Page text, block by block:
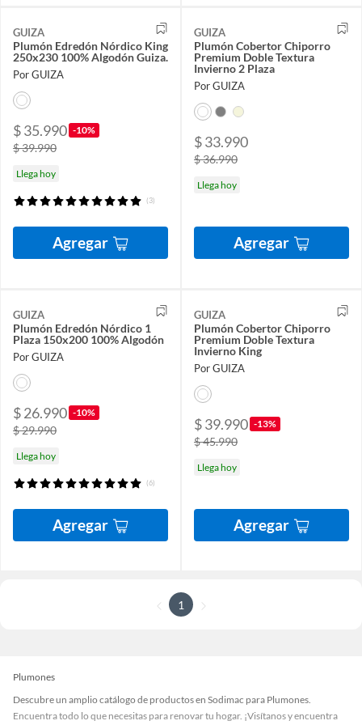
GUIZA
Plumón Edredón Nórdico King
250x230 100% Algodón Guiza.
Por GUIZA
$ 35.990 -10%
$ 39.990
Llega hoy
(3)
Agregar
GUIZA
Plumón Cobertor Chiporro
Premium Doble Textura
Invierno 2 Plaza
Por GUIZA
$ 33.990
$ 36.990
Llega hoy
Agregar
GUIZA
Plumón Edredón Nórdico 1
Plaza 150x200 100% Algodón
Por GUIZA
$ 26.990 -10%
$ 29.990
Llega hoy
(6)
Agregar
GUIZA
Plumón Cobertor Chiporro
Premium Doble Textura
Invierno King
Por GUIZA
$ 39.990 -13%
$ 45.990
Llega hoy
Agregar
1
Plumones
Descubre un amplio catálogo de productos en Sodimac para Plumones.
Encuentra todo lo que necesitas para renovar tu hogar. ¡Visítanos y encuentra